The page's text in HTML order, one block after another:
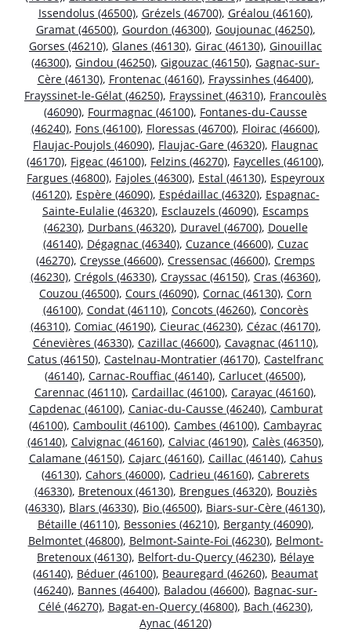
Issendolus (46500), Grézels (46700), Gréalou (46160),
Gramat (46500), Gourdon (46300), Goujounac (46250),
Gorses (46210), Glanes (46130), Girac (46130), Ginouillac
(46300), Gindou (46250), Gigouzac (46150), Gagnac-sur-
Cère (46130), Frontenac (46160), Frayssinhes (46400),
Frayssinet-le-Gélat (46250), Frayssinet (46310), Francoulès
(46090), Fourmagnac (46100), Fontanes-du-Causse
(46240), Fons (46100), Floressas (46700), Floirac (46600),
Flaujac-Poujols (46090), Flaujac-Gare (46320), Flaugnac
(46170), Figeac (46100), Felzins (46270), Faycelles (46100),
Fargues (46800), Fajoles (46300), Estal (46130), Espeyroux
(46120), Espère (46090), Espédaillac (46320), Espagnac-
Sainte-Eulalie (46320), Esclauzels (46090), Escamps
(46230), Durbans (46320), Duravel (46700), Douelle
(46140), Dégagnac (46340), Cuzance (46600), Cuzac
(46270), Creysse (46600), Cressensac (46600), Cremps
(46230), Crégols (46330), Crayssac (46150), Cras (46360),
Couzou (46500), Cours (46090), Cornac (46130), Corn
(46100), Condat (46110), Concots (46260), Concorès
(46310), Comiac (46190), Cieurac (46230), Cézac (46170),
Cénevières (46330), Cazillac (46600), Cavagnac (46110),
Catus (46150), Castelnau-Montratier (46170), Castelfranc
(46140), Carnac-Rouffiac (46140), Carlucet (46500),
Carennac (46110), Cardaillac (46100), Carayac (46160),
Capdenac (46100), Caniac-du-Causse (46240), Camburat
(46100), Camboulit (46100), Cambes (46100), Cambayrac
(46140), Calvignac (46160), Calviac (46190), Calès (46350),
Calamane (46150), Cajarc (46160), Caillac (46140), Cahus
(46130), Cahors (46000), Cadrieu (46160), Cabrerets
(46330), Bretenoux (46130), Brengues (46320), Bouziès
(46330), Blars (46330), Bio (46500), Biars-sur-Cère (46130),
Bétaille (46110), Bessonies (46210), Berganty (46090),
Belmontet (46800), Belmont-Sainte-Foi (46230), Belmont-
Bretenoux (46130), Belfort-du-Quercy (46230), Bélaye
(46140), Béduer (46100), Beauregard (46260), Beaumat
(46240), Bannes (46400), Baladou (46600), Bagnac-sur-
Célé (46270), Bagat-en-Quercy (46800), Bach (46230),
Aynac (46120)